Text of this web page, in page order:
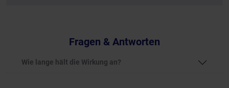
Fragen & Antworten
Wie lange hält die Wirkung an?